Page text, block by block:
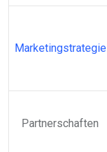
Marketingstrategie
Partnerschaften